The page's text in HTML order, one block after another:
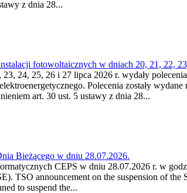
z dnia 28...
fotowoltaicznych w dniach 20, 21, 22,
24, 25, 26 i 27 lipca 2026 r. wydały
Polecenia zostały
art. 30 ust. 5 ustawy z dnia 28...
Bieżącego w dniu 28.07.2026.
CEPS w dniu 28.07.2026 r. w
TSO announcement on the suspension of
to suspend the...